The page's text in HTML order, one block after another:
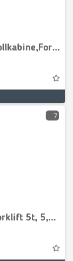
Hyundai 50 B-9, Gabelstapler, Vollkabine,Forklift 5t, 4,3m
7
Hyundai 50 B-9, Gabelstapler, Forklift 5t, 5,9m